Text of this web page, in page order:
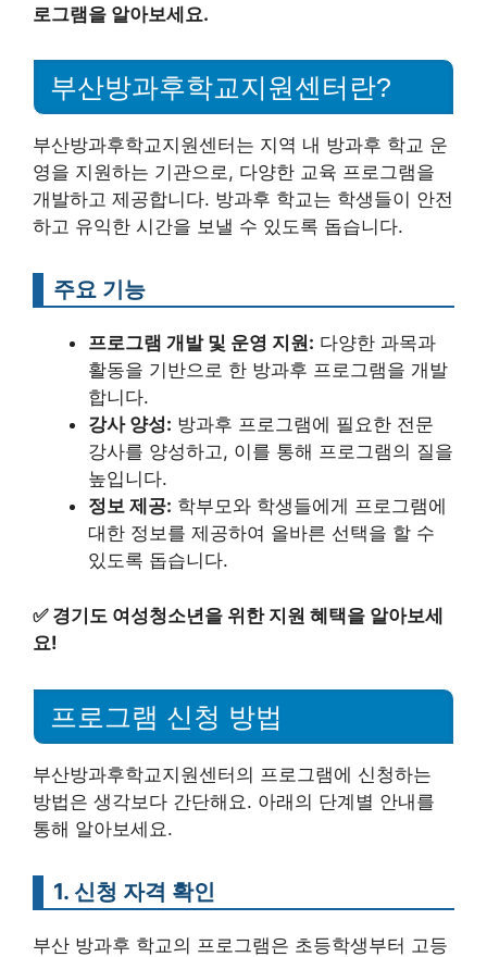
로그램을 알아보세요.
부산방과후학교지원센터란?
부산방과후학교지원센터는 지역 내 방과후 학교 운
영을 지원하는 기관으로, 다양한 교육 프로그램을
개발하고 제공합니다. 방과후 학교는 학생들이 안전
하고 유익한 시간을 보낼 수 있도록 돕습니다.
주요 기능
프로그램 개발 및 운영 지원: 다양한 과목과
활동을 기반으로 한 방과후 프로그램을 개발
합니다.
강사 양성: 방과후 프로그램에 필요한 전문
강사를 양성하고, 이를 통해 프로그램의 질을
높입니다.
정보 제공: 학부모와 학생들에게 프로그램에
대한 정보를 제공하여 올바른 선택을 할 수
있도록 돕습니다.
✅ 경기도 여성청소년을 위한 지원 혜택을 알아보세
요!
프로그램 신청 방법
부산방과후학교지원센터의 프로그램에 신청하는
방법은 생각보다 간단해요. 아래의 단계별 안내를
통해 알아보세요.
1. 신청 자격 확인
부산 방과후 학교의 프로그램은 초등학생부터 고등